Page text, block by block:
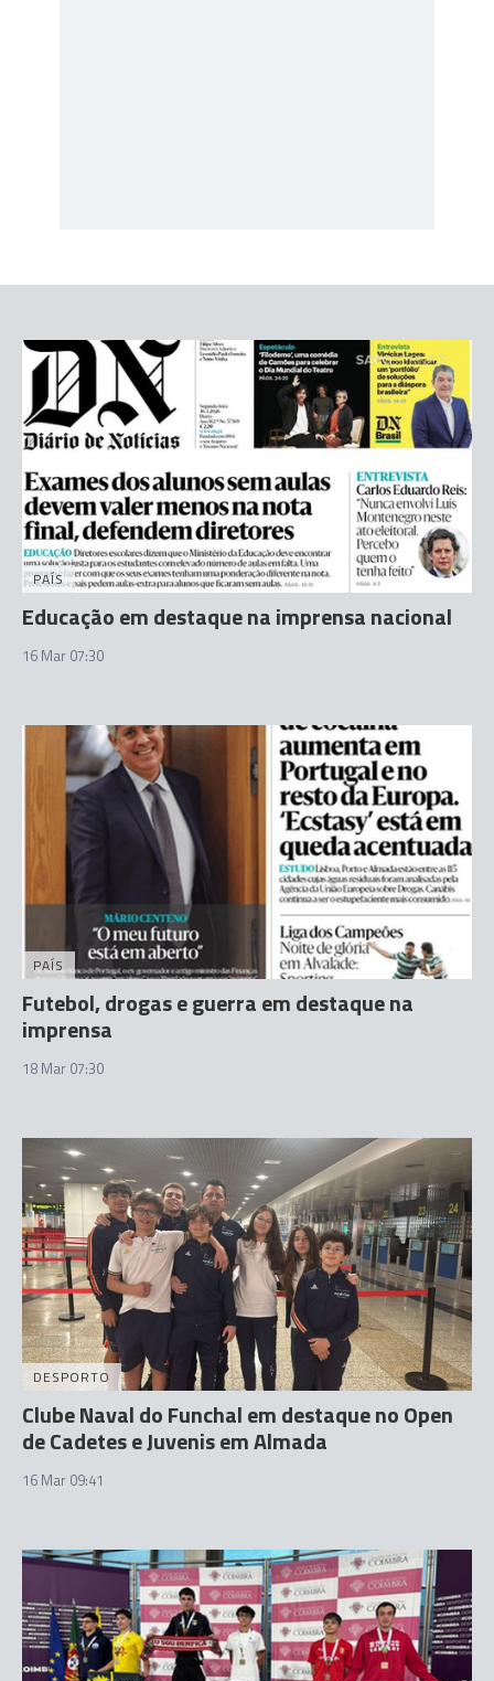
PAÍS
Educação em destaque na imprensa nacional
16 Mar 07:30
PAÍS
Futebol, drogas e guerra em destaque na
imprensa
18 Mar 07:30
DESPORTO
Clube Naval do Funchal em destaque no Open
de Cadetes e Juvenis em Almada
16 Mar 09:41